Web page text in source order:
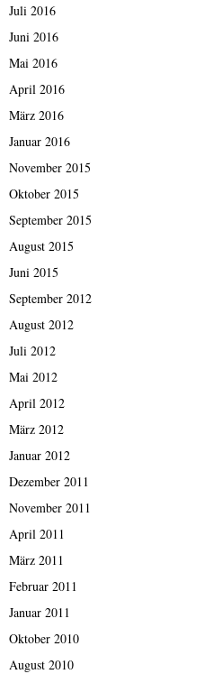
Juli 2016
Juni 2016
Mai 2016
April 2016
März 2016
Januar 2016
November 2015
Oktober 2015
September 2015
August 2015
Juni 2015
September 2012
August 2012
Juli 2012
Mai 2012
April 2012
März 2012
Januar 2012
Dezember 2011
November 2011
April 2011
März 2011
Februar 2011
Januar 2011
Oktober 2010
August 2010